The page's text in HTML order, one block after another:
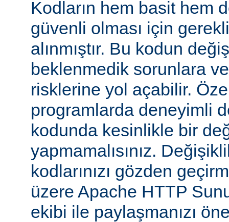
Kodların hem basit hem
güvenli olması için
alınmıştır. Bu kodun
beklenmedik sorunlara
risklerine yol açabilir.
programlarda deneyimli
kodunda kesinlikle bir
yapmamalısınız.
kodlarınızı gözden
üzere Apache HTTP
ekibi ile paylaşmanızı